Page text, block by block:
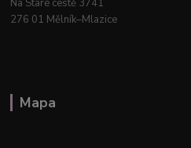
Na Staré cestě 3741
276 01 Mělník–Mlazice
Mapa